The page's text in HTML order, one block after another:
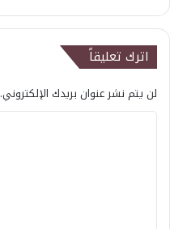
اترك تعليقاً
لن يتم نشر عنوان بريدك الإلكتروني.